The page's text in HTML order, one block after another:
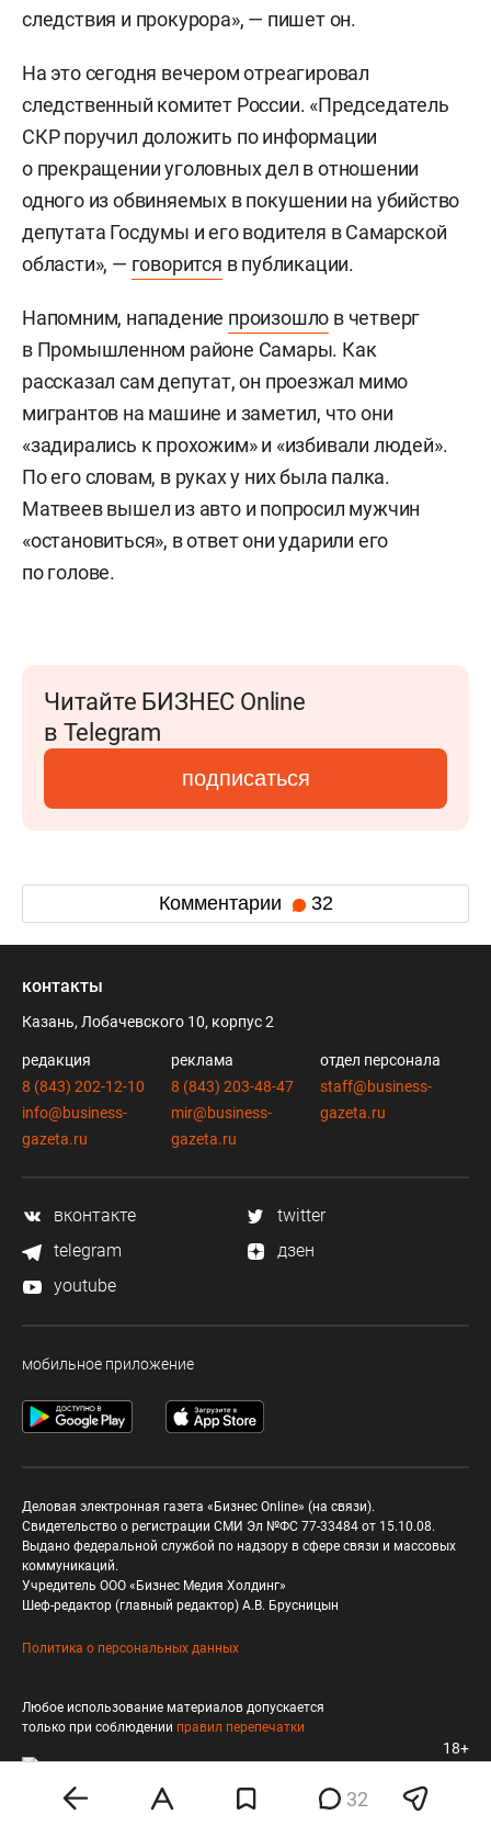
следствия и прокурора», — пишет он.
На это сегодня вечером отреагировал
следственный комитет России. «Председатель
СКР поручил доложить по информации
о прекращении уголовных дел в отношении
одного из обвиняемых в покушении на убийство
депутата Госдумы и его водителя в Самарской
области», — говорится в публикации.
Напомним, нападение произошло в четверг
в Промышленном районе Самары. Как
рассказал сам депутат, он проезжал мимо
мигрантов на машине и заметил, что они
«задирались к прохожим» и «избивали людей».
По его словам, в руках у них была палка.
Матвеев вышел из авто и попросил мужчин
«остановиться», в ответ они ударили его
по голове.
Читайте БИЗНЕС Online
в Telegram
подписаться
Комментарии 32
32
контакты
Казань, Лобачевского 10, корпус 2
редакция
8 (843) 202-12-10
info@business-
gazeta.ru
реклама
8 (843) 203-48-47
mir@business-
gazeta.ru
отдел персонала
staff@business-
gazeta.ru
вконтакте
twitter
telegram
дзен
youtube
мобильное приложение
Деловая электронная газета «Бизнес Online» (на связи).
Свидетельство о регистрации СМИ Эл №ФС 77-33484 от 15.10.08.
Выдано федеральной службой по надзору в сфере связи и массовых
коммуникаций.
Учредитель ООО «Бизнес Медия Холдинг»
Шеф-редактор (главный редактор) А.В. Брусницын
Политика о персональных данных
Любое использование материалов допускается
только при соблюдении правил перепечатки
18+